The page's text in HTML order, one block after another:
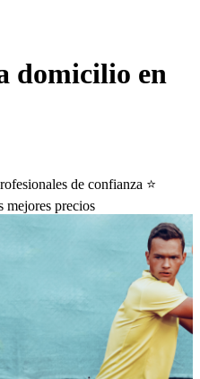
domicilio en
de confianza ⭐️
mejores precios